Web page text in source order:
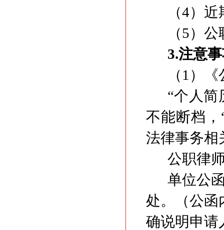
（4）
（5）
3.注意
（1）
“个人简
不能断档
法律事务相
公职律
单位公
处。（公函
确说明申请